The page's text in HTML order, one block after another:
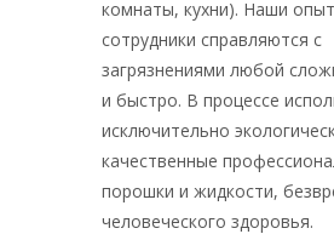
комнаты, кухни). Наши
сотрудники справляются с
загрязнениями любой
и быстро. В процессе
исключительно
качественные
порошки и жидкости,
человеческого здоровья.